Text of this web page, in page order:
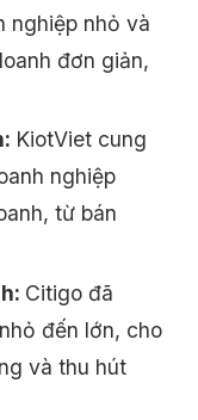
nghiệp nhỏ và
đơn giản,
KiotViet cung
nghiệp
từ bán
Citigo đã
đến lớn, cho
và thu hút